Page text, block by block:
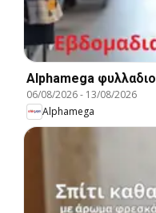
Alphamega φυλλαδιο
06/08/2026- 13/08/2026
Alphamega